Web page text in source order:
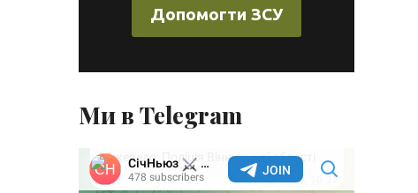
Допомогти ЗСУ
Ми в Telegram